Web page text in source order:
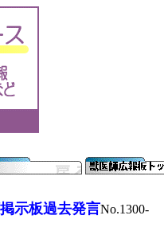
示板過去発言No.1300-